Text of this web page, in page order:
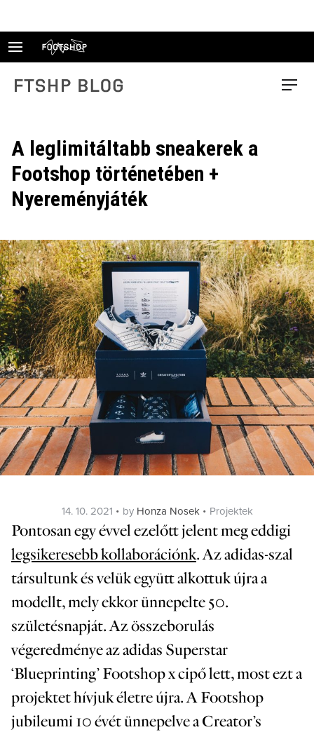
FTSHP blog Menu
A leglimitáltabb sneakerek a
Footshop történetében +
Nyereményjáték
Posted
on
14. 10. 2021 by Honza Nosek Categories
Projektek
Pontosan egy évvel ezelőtt jelent meg eddigi
legsikeresebb kollaborációnk. Az adidas-szal
társultunk és velük együtt alkottuk újra a
modellt, mely ekkor ünnepelte 50.
születésnapját. Az összeborulás
végeredménye az adidas Superstar
‘Blueprinting’ Footshop x cipő lett, most ezt a
projektet hívjuk életre újra. A Footshop
jubileumi 10 évét ünnepelve a Creator’s